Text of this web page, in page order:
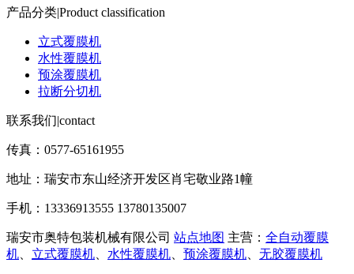
产品分类|Product classification
立式覆膜机
水性覆膜机
预涂覆膜机
拉断分切机
联系我们|contact
传真：0577-65161955
地址：瑞安市东山经济开发区肖宅敬业路1幢
手机：13336913555 13780135007
瑞安市奥特包装机械有限公司 站点地图 主营： 全自动覆膜
机
立式覆膜机 水性覆膜机 预涂覆膜机 无胶覆膜机